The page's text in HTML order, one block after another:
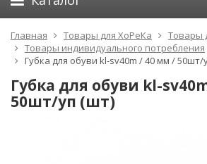
Главная Товары для ХоРеКа
Товары
Товары индивидуального потребления
Губка для обуви kl-sv40m / 40 мм / 50шт/
Губка для обуви kl-
50шт/уп (шт)